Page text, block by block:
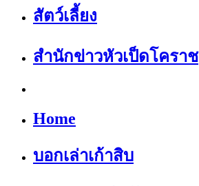
สัตว์เลี้ยง
สำนักข่าวหัวเป็ดโคราช
Home
บอกเล่าเก้าสิบ